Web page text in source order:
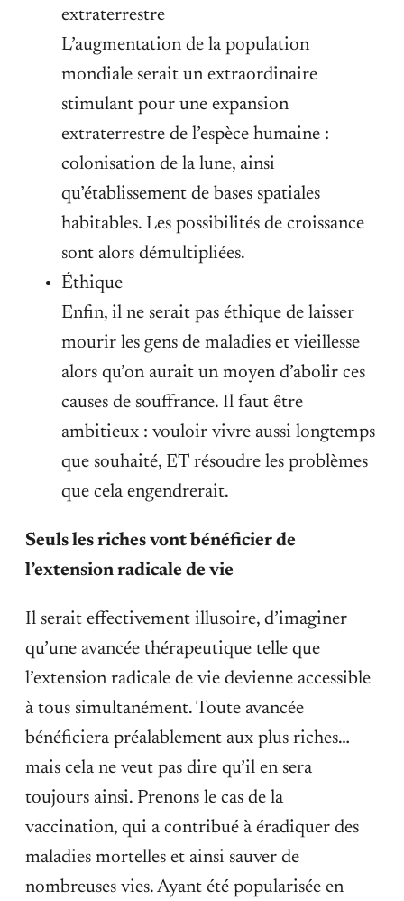
extraterrestre
L’augmentation de la population
mondiale serait un extraordinaire
stimulant pour une expansion
extraterrestre de l’espèce humaine :
colonisation de la lune, ainsi
qu’établissement de bases spatiales
habitables. Les possibilités de croissance
sont alors démultipliées.
Éthique
Enfin, il ne serait pas éthique de laisser
mourir les gens de maladies et vieillesse
alors qu’on aurait un moyen d’abolir ces
causes de souffrance. Il faut être
ambitieux : vouloir vivre aussi longtemps
que souhaité, ET résoudre les problèmes
que cela engendrerait.
Seuls les riches vont bénéficier de
l’extension radicale de vie
Il serait effectivement illusoire, d’imaginer
qu’une avancée thérapeutique telle que
l’extension radicale de vie devienne accessible
à tous simultanément. Toute avancée
bénéficiera préalablement aux plus riches…
mais cela ne veut pas dire qu’il en sera
toujours ainsi. Prenons le cas de la
vaccination, qui a contribué à éradiquer des
maladies mortelles et ainsi sauver de
nombreuses vies. Ayant été popularisée en